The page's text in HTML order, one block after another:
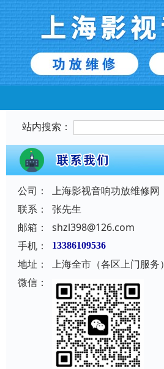
站内搜索：
公司：
上海影视音响功放维修网
联系：
张先生
邮箱：
shzl398@126.com
手机：
13386109536
地址：
上海全市（各区上门服务）
微信：